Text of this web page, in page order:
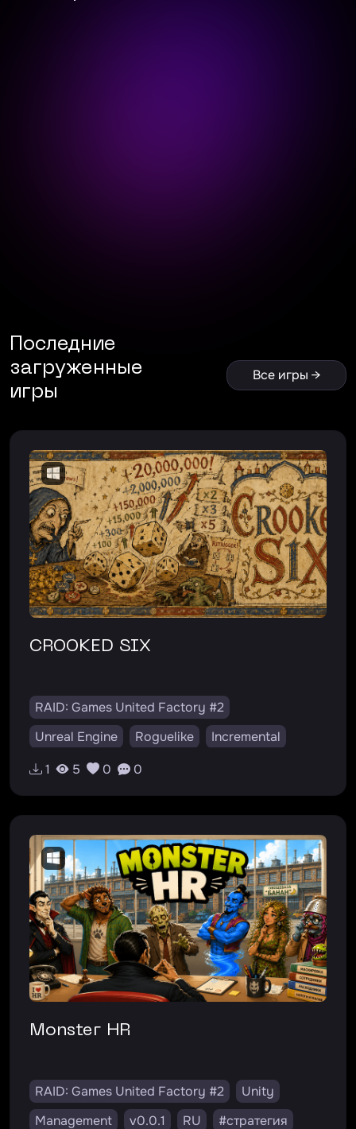
Последние
загруженные
игры
Все игры →
CROOKED SIX
RAID: Games United Factory #2
Unreal Engine
Roguelike
Incremental
v0.0.1
RU EN
1 5 0 0
Monster HR
RAID: Games United Factory #2
Unity
Management
v0.0.1 RU #стратегия